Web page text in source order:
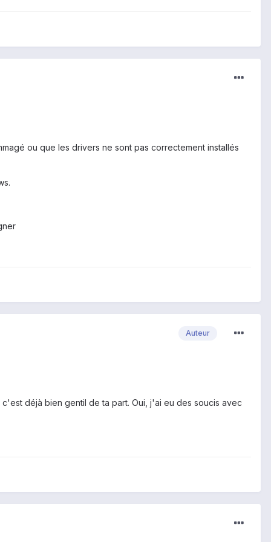
ou que les drivers ne sont pas correctement installés
Auteur
déjà bien gentil de ta part. Oui, j'ai eu des soucis avec